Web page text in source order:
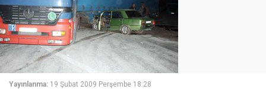
Yayınlanma: 19 Şubat 2009 Perşembe 18:28